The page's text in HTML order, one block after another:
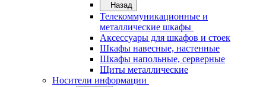
Назад
Телекоммуникационные и
металлические шкафы
Аксессуары для шкафов и стоек
Шкафы навесные, настенные
Шкафы напольные, серверные
Щиты металлические
Носители информации